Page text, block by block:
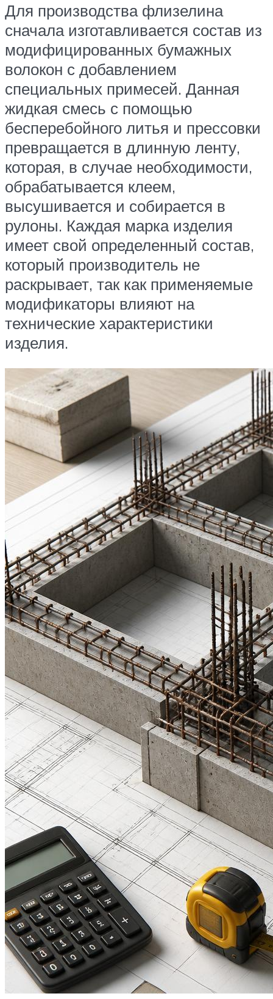
Для производства флизелина
сначала изготавливается состав из
модифицированных бумажных
волокон с добавлением
специальных примесей. Данная
жидкая смесь с помощью
бесперебойного литья и прессовки
превращается в длинную ленту,
которая, в случае необходимости,
обрабатывается клеем,
высушивается и собирается в
рулоны. Каждая марка изделия
имеет свой определенный состав,
который производитель не
раскрывает, так как применяемые
модификаторы влияют на
технические характеристики
изделия.